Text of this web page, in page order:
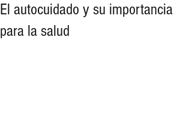
El autocuidado y su importancia
para la salud